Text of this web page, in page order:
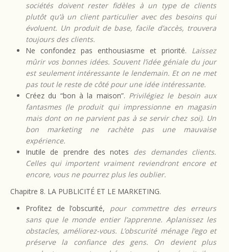
sociétés doivent rester fidèles à un type de clients
plutôt qu’à un client particulier avec des besoins qui
évoluent. Un produit de base, facile d’accès, trouvera
toujours des clients.
Ne confondez pas enthousiasme et priorité. Laissez
mûrir vos bonnes idées. Souvent l’idée géniale du jour
est seulement intéressante le lendemain. Et on ne met
pas tout le reste de côté pour une idée intéressante.
Créez du “bon à la maison”. Privilégiez le besoin aux
fantasmes (le produit qui impressionne en magasin
mais dont on ne parvient pas à se servir chez soi). Un
bon marketing ne rachète pas une mauvaise
expérience.
Inutile de prendre des notes des demandes clients.
Celles qui importent vraiment reviendront encore et
encore, vous ne pourrez plus les oublier.
Chapitre 8. LA PUBLICITÉ ET LE MARKETING.
Profitez de l’obscurité, pour commettre des erreurs
sans que le monde entier l’apprenne. Aplanissez les
obstacles, améliorez-vous. L’obscurité ménage l’ego et
préserve la confiance des gens. On devient plus